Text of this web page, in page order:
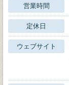
営業時間
定休日
ウェブサイト